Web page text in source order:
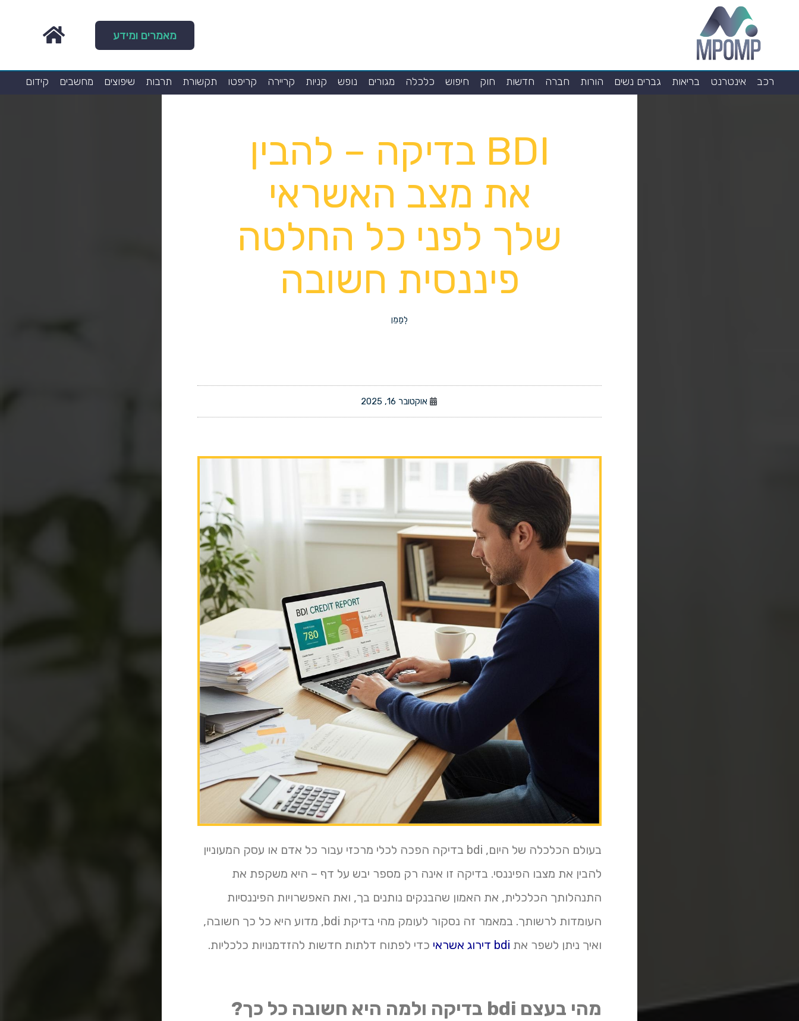
מאמרים ומידע
רכב אינטרנט בריאות גברים נשים הורות חברה חדשות חוק חיפוש כלכלה מגורים נופש קניות קריירה קריפטו תקשורת תרבות שיפוצים מחשבים קידום
BDI בדיקה – להבין
את מצב האשראי
שלך לפני כל החלטה
פיננסית חשובה
לְמַמֵן
אוקטובר 16, 2025
בעולם הכלכלה של היום, bdi בדיקה הפכה לכלי מרכזי עבור כל אדם או עסק המעוניין
להבין את מצבו הפיננסי. בדיקה זו אינה רק מספר יבש על דף – היא משקפת את
התנהלותך הכלכלית, את האמון שהבנקים נותנים בך, ואת האפשרויות הפיננסיות
העומדות לרשותך. במאמר זה נסקור לעומק מהי בדיקת bdi, מדוע היא כל כך חשובה,
ואיך ניתן לשפר את
כדי לפתוח דלתות חדשות להזדמנויות כלכליות.
מהי בעצם bdi בדיקה ולמה היא חשובה כל כך?